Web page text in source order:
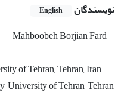
نویسندگان English
Mahboobeh Borjian Fard
of Tehran, Tehran, Iran
University of Tehran, Tehran,